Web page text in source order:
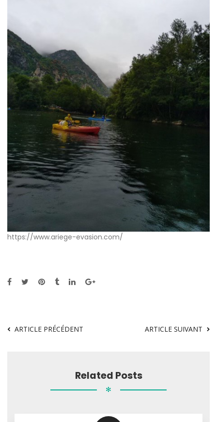
https://www.ariege-evasion.com/
ARTICLE PRÉCÉDENT ARTICLE SUIVANT
Related Posts
✻